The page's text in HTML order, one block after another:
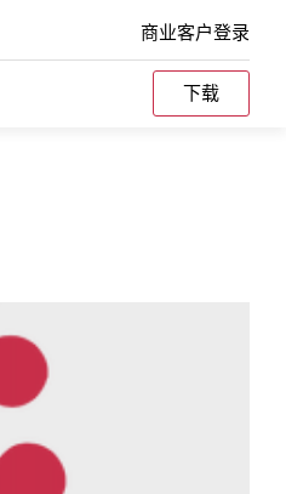
商业客户登录
的产品组合集成，从
，以及我们如何支持他们
。
下载